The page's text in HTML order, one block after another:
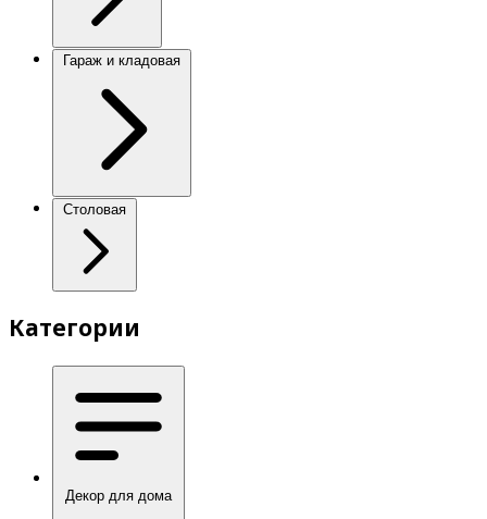
Гараж и кладовая
Столовая
Категории
Декор для дома